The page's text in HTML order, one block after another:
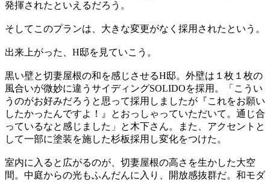
発揮されたといえるだろう。
そしてこのプランは、大きな変更がなく採用されたという。
出来上がった、H邸を見ていこう。
黒い壁と切妻屋根の和を感じさせるH邸。外壁は１枚１枚の
風合いが微妙に違うサイディングSOLIDOを採用。「こうい
うのがお好みだろうと思って採用しましたが『これをお願い
したかったんですよ！』とおっしゃっていただいて。通じ合
っているなと感じました」と木下さん。また、アクセントと
して一部に塗装を施した杉板採用し変化をつけた。
室内に入ると広がるのが、切妻屋根の高さを生かした大空
間。中庭からの光もふんだんに入り、開放感抜群だ。和モダ